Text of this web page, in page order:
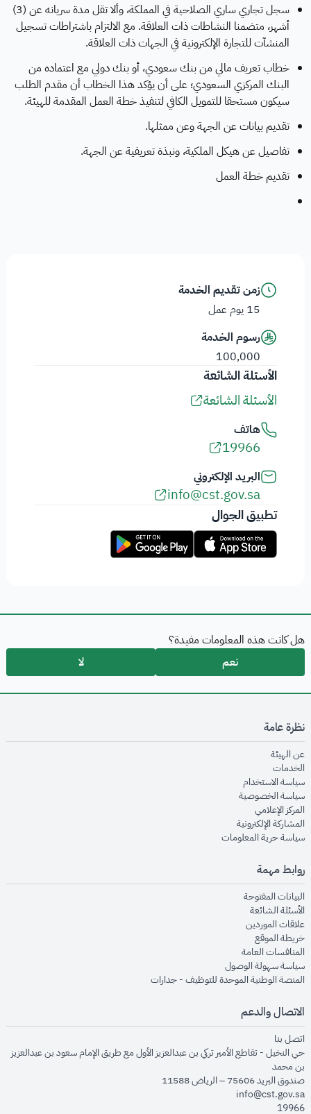
زمن تقديم الخدمة
15 يوم عمل
رسوم الخدمة
100,000
الأسئلة الشائعة
الأسئلة الشائعة
هاتف
19966
البريد الإلكتروني
info@cst.gov.sa
تطبيق الجوال
سجل تجاري ساري الصلاحية في المملكة، وألا تقل مدة سريانه عن (3)
أشهر، متضمنا النشاطات ذات العلاقة. مع الالتزام باشتراطات تسجيل
المنشآت للتجارة الإلكترونية في الجهات ذات العلاقة.
خطاب تعريف مالي من بنك سعودي، أو بنك دولي مع اعتماده من
البنك المركزي السعودي؛ على أن يؤكد هذا الخطاب أن مقدم الطلب
سيكون مستحقا للتمويل الكافي لتنفيذ خطة العمل المقدمة للهيئة.
تقديم بيانات عن الجهة وعن ممثلها.
تفاصيل عن هيكل الملكية، ونبذة تعريفية عن الجهة.
تقديم خطة العمل
هل كانت هذه المعلومات مفيدة؟
نعم
لا
نظرة عامة
عن الهيئةopens in new window
الخدماتopens in new window
سياسة الاستخدام
سياسة الخصوصيةopens in new window
المركز الإعلاميopens in new window
المشاركة الإلكترونيةopens in new window
سياسة حرية المعلوماتopens in new window
روابط مهمة
البيانات المفتوحةopens in new window
الأسئلة الشائعةopens in new window
علاقات الموردينopens in new window
خريطة الموقعopens in new window
المنافسات العامةopens in new window
سياسة سهولة الوصولopens in new window
المنصة الوطنية الموحدة للتوظيف - جداراتopens in new window
الاتصال والدعم
اتصل بنا
حي النخيل - تقاطع الأمير تركي بن عبدالعزيز الأول مع طريق الإمام سعود بن عبدالعزيز
بن محمد
صندوق البريد 75606 – الرياض 11588
info@cst.gov.sa
19966